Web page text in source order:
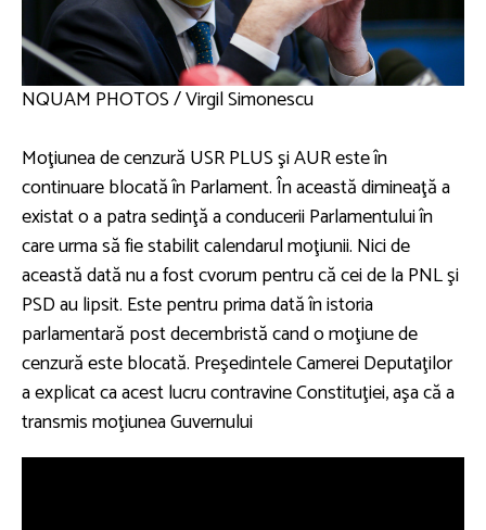
NQUAM PHOTOS / Virgil Simonescu
Moţiunea de cenzură USR PLUS şi AUR este în
continuare blocată în Parlament. În această dimineaţă a
existat o a patra sedinţă a conducerii Parlamentului în
care urma să fie stabilit calendarul moţiunii. Nici de
această dată nu a fost cvorum pentru că cei de la PNL şi
PSD au lipsit. Este pentru prima dată în istoria
parlamentară post decembristă cand o moţiune de
cenzură este blocată. Preşedintele Camerei Deputaţilor
a explicat ca acest lucru contravine Constituţiei, aşa că a
transmis moţiunea Guvernului